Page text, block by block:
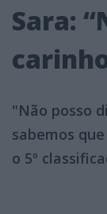
Sara:
"Não posso
sabemos
o 5º